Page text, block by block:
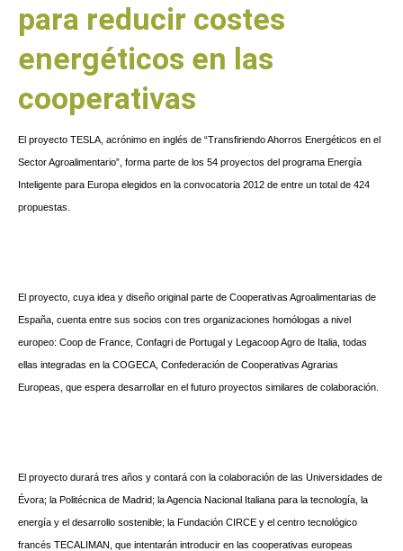
para reducir costes
energéticos en las
cooperativas
El proyecto TESLA, acrónimo en inglés de “Transfiriendo Ahorros Energéticos en el
Sector Agroalimentario”, forma parte de los 54 proyectos del programa Energía
Inteligente para Europa elegidos en la convocatoria 2012 de entre un total de 424
propuestas.
El proyecto, cuya idea y diseño original parte de Cooperativas Agroalimentarias de
España, cuenta entre sus socios con tres organizaciones homólogas a nivel
europeo: Coop de France, Confagri de Portugal y Legacoop Agro de Italia, todas
ellas integradas en la COGECA, Confederación de Cooperativas Agrarias
Europeas, que espera desarrollar en el futuro proyectos similares de colaboración.
El proyecto durará tres años y contará con la colaboración de las Universidades de
Évora; la Politécnica de Madrid; la Agencia Nacional Italiana para la tecnología, la
energía y el desarrollo sostenible; la Fundación CIRCE y el centro tecnológico
francés TECALIMAN, que intentarán introducir en las cooperativas europeas